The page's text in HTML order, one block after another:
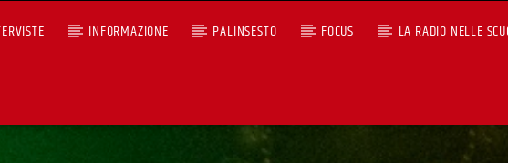
INFORMAZIONE PALINSESTO FOCUS LA RADIO NELLE